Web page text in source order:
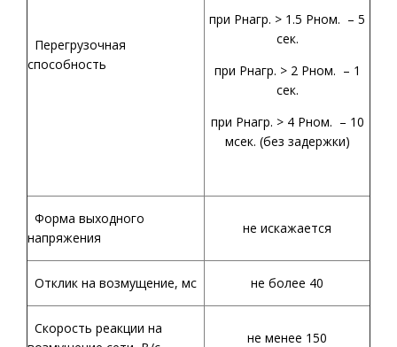
Перегрузочная
способность
при Рнагр. > 1.5 Рном. – 5
сек.
при Рнагр. > 2 Рном. – 1
сек.
при Рнагр. > 4 Рном. – 10
мсек. (без задержки)
Форма выходного
напряжения
не искажается
Отклик на возмущение, мс не более 40
Скорость реакции на
не менее 150